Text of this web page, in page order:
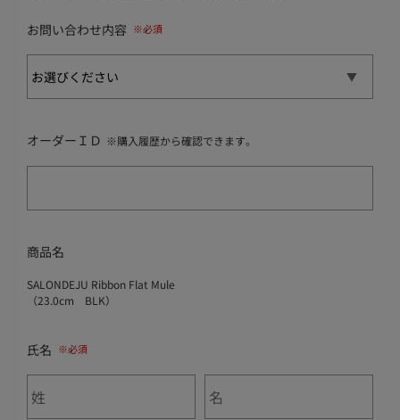
お問い合わせ内容
オーダーＩＤ ※購入履歴から確認できます。
商品名
SALONDEJU Ribbon Flat Mule
（23.0cm BLK）
氏名